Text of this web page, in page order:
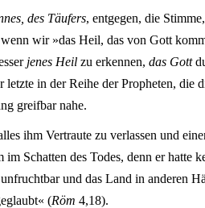
des Täufers, entgegen, die
wir »das Heil, das von Gott
jenes Heil zu erkennen, das Gott
letzte in der Reihe der Propheten, die
greifbar nahe.
ihm Vertraute zu verlassen und
Schatten des Todes, denn er hatte
und das Land in anderen
(Röm 4,18).